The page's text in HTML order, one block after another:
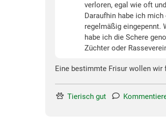
verloren, egal wie oft
Daraufhin habe ich
regelmäßig eingepennt.
habe ich die Schere
Züchter oder
Eine bestimmte Frisur wollen wir
Tierisch gut